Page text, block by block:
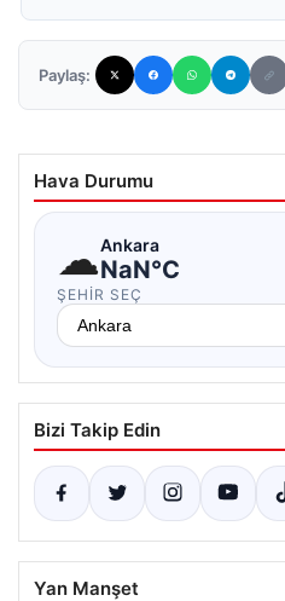
Paylaş:
Hava Durumu
☁Ankara
NaN°C
ŞEHIR SEÇ
Bizi Takip Edin
Yan Manşet